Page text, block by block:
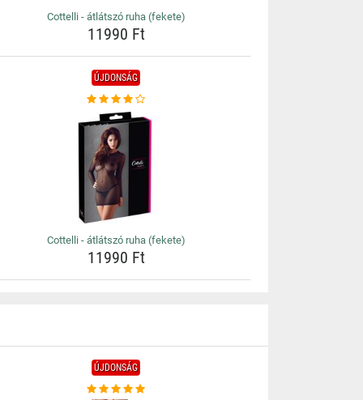
Cottelli - átlátszó ruha (fekete)
11990 Ft
ÚJDONSÁG
Cottelli - átlátszó ruha (fekete)
11990 Ft
ÚJDONSÁG